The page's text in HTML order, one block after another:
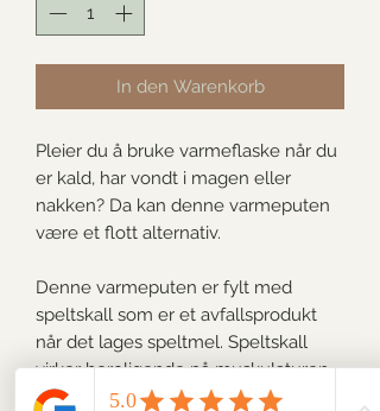
In den Warenkorb
Pleier du å bruke varmeflaske når du
er kald, har vondt i magen eller
nakken? Da kan denne varmeputen
være et flott alternativ.
Denne varmeputen er fylt med
speltskall som er et avfallsprodukt
når det lages speltmel. Speltskall
virker beroligende på muskulaturen
og tilpasser seg veldig fint kroppen.